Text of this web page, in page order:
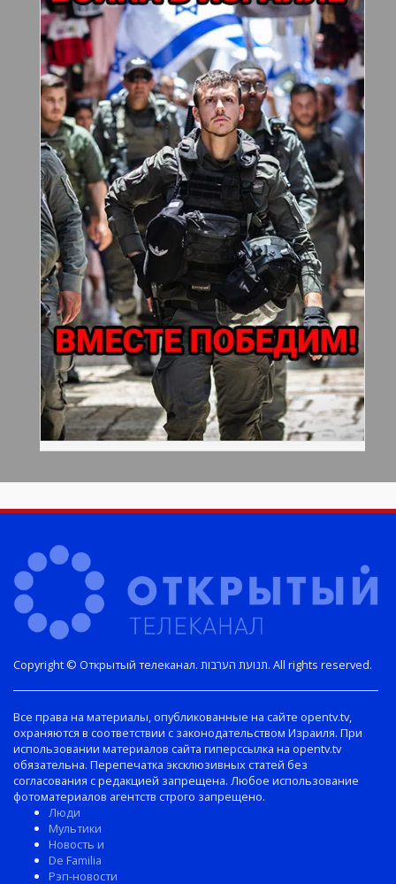
Copyright © Открытый телеканал. תנועת הערבות. All rights reserved.
Все права на материалы, опубликованные на сайте opentv.tv,
охраняются в соответствии с законодательством Израиля. При
использовании материалов сайта гиперссылка на opentv.tv
обязательна. Перепечатка эксклюзивных статей без
согласования с редакцией запрещена. Любое использование
фотоматериалов агентств строго запрещено.
Люди
Мультики
Новость и
De Familia
Рэп-новости